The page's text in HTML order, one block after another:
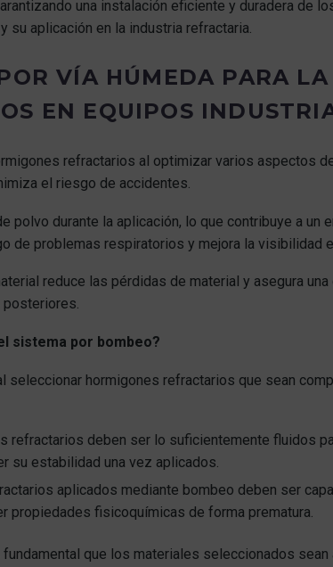
una instalación eficiente y duradera de
aplicación en la industria refractaria.
VÍA HÚMEDA PARA
EN EQUIPOS
refractarios al optimizar varios aspectos
el riesgo de accidentes.
polvo durante la aplicación, lo que contribuye a un
de problemas respiratorios y mejora la visibilidad
reduce las pérdidas de material y asegura
posteriores.
sistema por bombeo?
seleccionar hormigones refractarios que sean
refractarios deben ser lo suficientemente fluidos
su estabilidad una vez aplicados.
aplicados mediante bombeo deben ser
fisicoquímicas de forma prematura.
fundamental que los materiales seleccionados